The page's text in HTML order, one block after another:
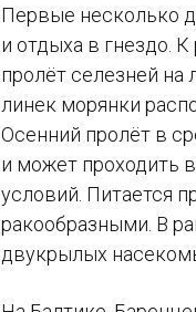
Первые несколько
и отдыха в гнездо.
пролёт селезней
линек морянки
Осенний пролёт в
и может проходить
условий. Питается
ракообразными. В
двукрылых